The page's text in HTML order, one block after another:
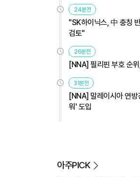
24분전
"SK하이닉스, 中 충칭
검토"
26분전
[NNA] 필리핀 부호 순
31분전
[NNA] 말레이시아 연
워' 도입
아주PICK